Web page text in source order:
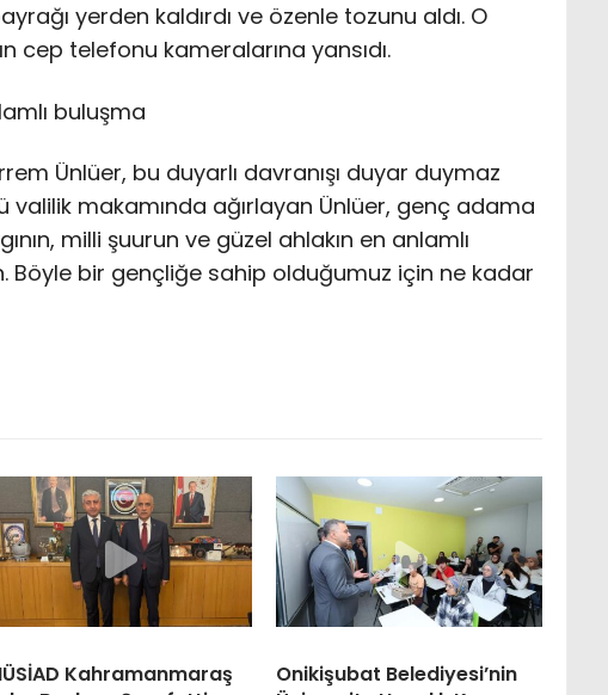
yerden kaldırdı ve özenle tozunu aldı. O
cep telefonu kameralarına yansıdı.
buluşma
Ünlüer, bu duyarlı davranışı duyar duymaz
valilik makamında ağırlayan Ünlüer, genç adama
milli şuurun ve güzel ahlakın en anlamlı
Böyle bir gençliğe sahip olduğumuz için ne kadar
Kahramanmaraş
Onikişubat Belediyesi’nin